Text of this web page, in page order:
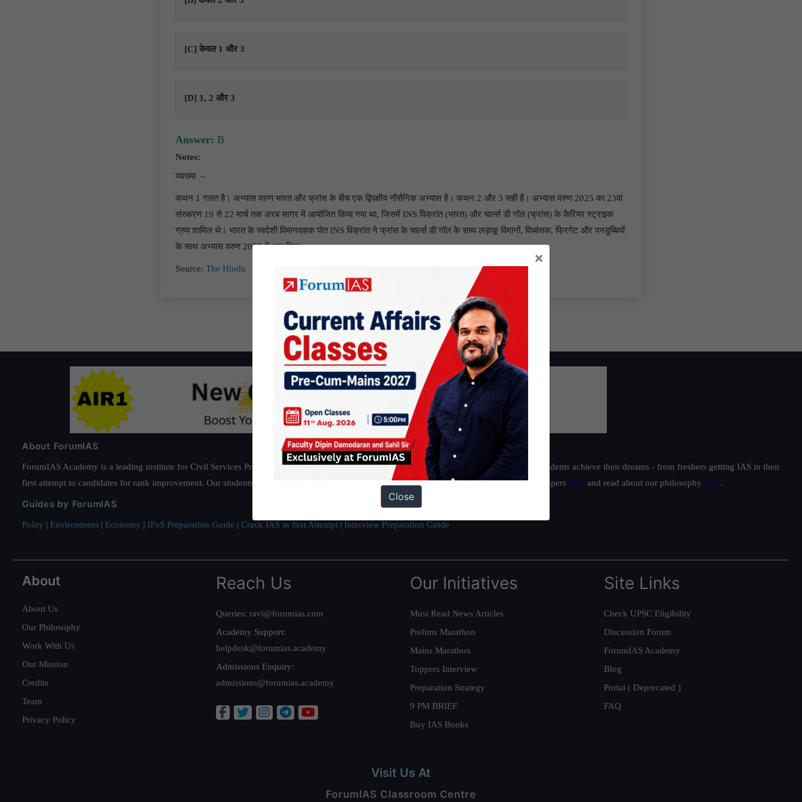
[C] केवल 1 और 3
[D] 1, 2 और 3
Answer: B
Notes:
व्याख्या –
कथन 1 गलत है। अभ्यास वरुण भारत और फ्रांस के बीच एक द्विपक्षीय नौसैनिक अभ्यास है। कथन 2 और 3 सही हैं। अभ्यास वरुण 2025 का 23वां
संस्करण 19 से 22 मार्च तक अरब सागर में आयोजित किया गया था, जिसमें INS विक्रांत (भारत) और चार्ल्स डी गॉल (फ्रांस) के कैरियर स्ट्राइक
ग्रुप शामिल थे। भारत के स्वदेशी विमानवाहक पोत INS विक्रांत ने फ्रांस के चार्ल्स डी गॉल के साथ लड़ाकू विमानों, विध्वंसक, फ्रिगेट और पनडुब्बियों
के साथ अभ्यास वरुण 2025 में भाग लिया।
Source: The Hindu
About ForumIAS
ForumIAS Academy is a leading institute for Civil Services Preparation based out of New Delhi. Since 2012, we have helped thousands of students achieve their dreams - from freshers getting IAS in their
first attempt to candidates for rank improvement. Our students have secured IAS AIR 1 4 times in the past 6 years. You can read about our toppers here and read about our philosophy here.
Guides by ForumIAS
Polity | Environment | Economy | IFoS Preparation Guide | Crack IAS in first Attempt | Interview Preparation Guide
About
About Us
Our Philosophy
Work With Us
Our Mission
Credits
Team
Privacy Policy
Reach Us
Queries: ravi@forumias.com
Academy Support:
helpdesk@forumias.academy
Admissions Enquiry:
admissions@forumias.academy
Our Initiatives
Must Read News Articles
Prelims Marathon
Mains Marathon
Toppers Interview
Preparation Strategy
9 PM BRIEF
Buy IAS Books
Site Links
Check UPSC Eligibility
Discussion Forum
ForumIAS Academy
Blog
Portal ( Deprecated )
FAQ
Visit Us At
ForumIAS Classroom Centre
×
Close